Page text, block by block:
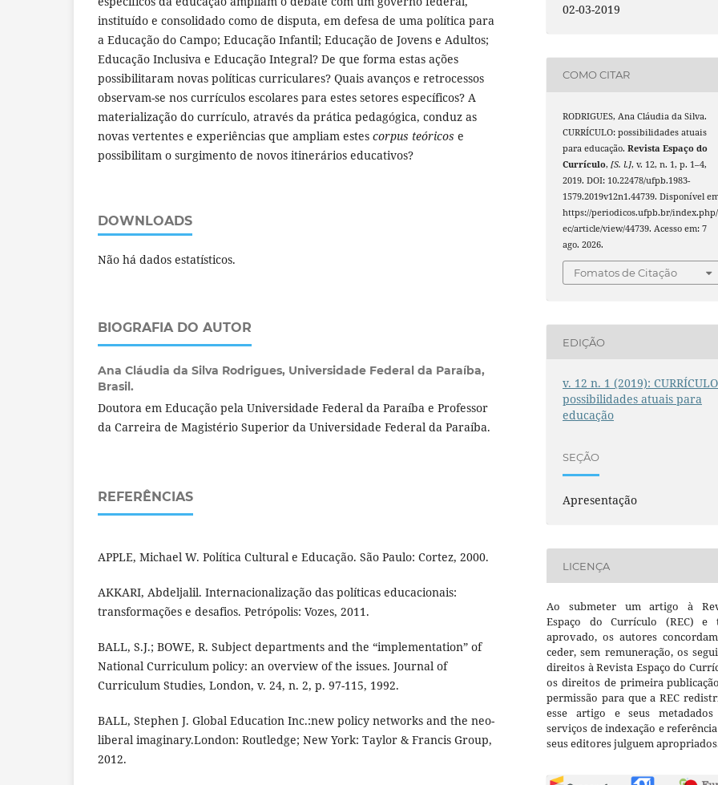
instituído e consolidado como de disputa, em defesa de uma política para
a Educação do Campo; Educação Infantil; Educação de Jovens e Adultos;
Educação Inclusiva e Educação Integral? De que forma estas ações
possibilitaram novas políticas curriculares? Quais avanços e retrocessos
observam-se nos currículos escolares para estes setores específicos? A
materialização do currículo, através da prática pedagógica, conduz as
novas vertentes e experiências que ampliam estes corpus teóricos e
possibilitam o surgimento de novos itinerários educativos?
DOWNLOADS
Não há dados estatísticos.
BIOGRAFIA DO AUTOR
Ana Cláudia da Silva Rodrigues, Universidade Federal da Paraíba,
Brasil.
Doutora em Educação pela Universidade Federal da Paraíba e Professor
da Carreira de Magistério Superior da Universidade Federal da Paraíba.
REFERÊNCIAS
APPLE, Michael W. Política Cultural e Educação. São Paulo: Cortez, 2000.
AKKARI, Abdeljalil. Internacionalização das políticas educacionais:
transformações e desafios. Petrópolis: Vozes, 2011.
BALL, S.J.; BOWE, R. Subject departments and the “implementation” of
National Curriculum policy: an overview of the issues. Journal of
Curriculum Studies, London, v. 24, n. 2, p. 97-115, 1992.
BALL, Stephen J. Global Education Inc.:new policy networks and the neo-
liberal imaginary.London: Routledge; New York: Taylor & Francis Group,
2012.
02-03-2019
COMO CITAR
RODRIGUES, Ana Cláudia da Silva.
CURRÍCULO: possibilidades atuais
para educação.Revista Espaço do
Currículo,[S. l.], v. 12, n. 1, p. 1–4,
2019. DOI: 10.22478/ufpb.1983-
1579.2019v12n1.44739. Disponível
https://periodicos.ufpb.br/
ec/article/view/44739. Acesso em: 7
ago. 2026.
Fomatos de Citação
EDIÇÃO
v. 12 n. 1 (2019):
possibilidades atuais para
educação
SEÇÃO
Apresentação
LICENÇA
Ao submeter um artigo à
Espaço do Currículo (REC) e
aprovado, os autores
ceder, sem remuneração, os
direitos à Revista Espaço do
os direitos de primeira
permissão para que a REC
esse artigo e seus metadados
serviços de indexação e
seus editores julguem